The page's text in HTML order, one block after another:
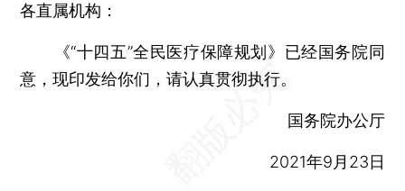
各直属机构：
《“十四五”全民医疗保障规划》已经国务院同
意，现印发给你们，请认真贯彻执行。
国务院办公厅
2021年9月23日